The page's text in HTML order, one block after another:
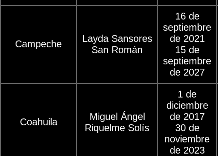
Campeche
Layda Sansores
San Román
16 de
septiembre
de 2021
15 de
septiembre
de 2027
Coahuila
Miguel Ángel
Riquelme Solís
1 de
diciembre
de 2017
30 de
noviembre
de 2023